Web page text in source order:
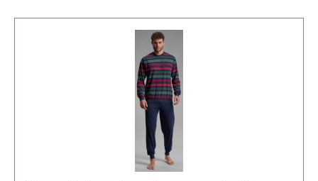
BeinabschlussTrocknergeeignet100 % bügelfreie
BaumwolleSingle JerseyKLIMA
AKTIVVerpackung: Polybeutel60°
waschbarArtikel Nr.: 451156Farbe: 7013